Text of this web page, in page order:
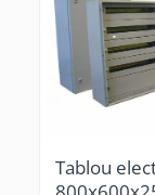
Tablou